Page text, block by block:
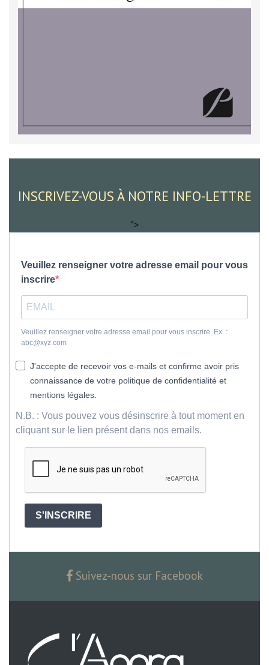
INSCRIVEZ-VOUS À NOTRE INFO-LETTRE
">
Veuillez renseigner votre adresse email pour vous
inscrire
Veuillez renseigner votre adresse email pour vous inscrire. Ex. :
abc@xyz.com
J'accepte de recevoir vos e-mails et confirme avoir pris
connaissance de votre politique de confidentialité et
mentions légales.
N.B. : Vous pouvez vous désinscrire à tout moment en
cliquant sur le lien présent dans nos emails.
S'INSCRIRE
Suivez-nous sur Facebook